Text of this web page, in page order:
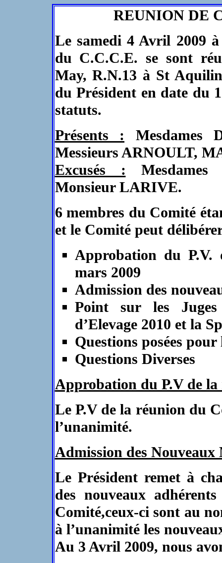
REUNION DE
Le samedi 4 Avril 2009
du C.C.C.E. se sont
May, R.N.13 à St
du Président en date du
statuts.
Présents : Mesdames
Messieurs ARNOULT,
Excusés :
Monsieur LARIVE.
6 membres du Comité
et le Comité peut
Approbation du
mars 2009
Admission des
Point sur les
d’Elevage 2010 et la
Questions posées pour
Questions Diverses
Approbation du P.V de
Le P.V de la réunion du
l’unanimité.
Admission des Nouveaux
Le Président remet à
des nouveaux
Comité,ceux-ci sont au
à l’unanimité les
Au 3 Avril 2009, nous